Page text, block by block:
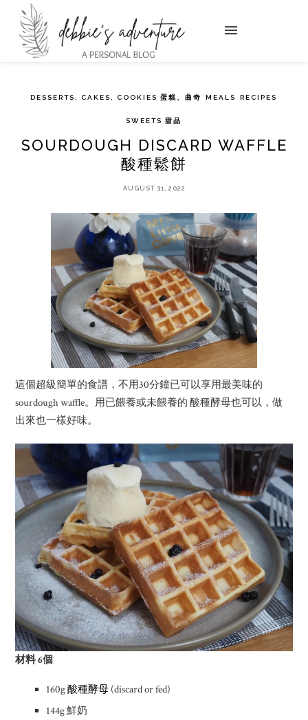
DESSERTS, CAKES, COOKIES 蛋糕、曲奇 MEALS RECIPES
SWEETS 甜品
SOURDOUGH DISCARD WAFFLE
酸種鬆餅
AUGUST 31, 2022
這個超級簡單的食譜，不用30分鐘已可以享用最美味的
sourdough waffle。用已餵養或未餵養的 酸種酵母也可以，做
出來也一樣好味。
材料 6個
160g酸種酵母 (discard or fed)
144g 鮮奶